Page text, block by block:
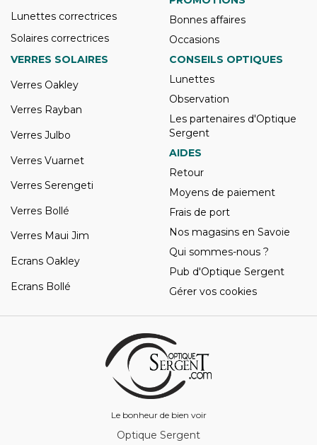
Le bonheur de bien voir
Lunettes correctrices
Solaires correctrices
Bonnes affaires
Occasions
VERRES SOLAIRES
Verres Oakley
Verres Rayban
Verres Julbo
Verres Vuarnet
Verres Serengeti
Verres Bollé
Verres Maui Jim
Ecrans Oakley
Ecrans Bollé
CONSEILS OPTIQUES
Lunettes
Observation
Les partenaires d'Optique
Sergent
AIDES
Retour
Moyens de paiement
Frais de port
Nos magasins en Savoie
Qui sommes-nous ?
Pub d'Optique Sergent
Gérer vos cookies
Optique Sergent